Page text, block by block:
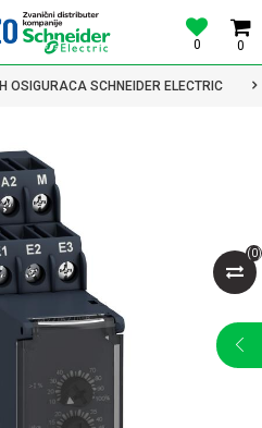
0
0
OSIGURACA SCHNEIDER ELECTRIC
(0)